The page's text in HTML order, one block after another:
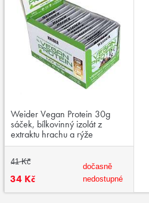
Weider Vegan Protein 30g
sáček, bílkovinný izolát z
extraktu hrachu a rýže
41 Kč
34 Kč
dočasně
nedostupné